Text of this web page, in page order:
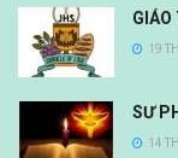
GIÁO
19
SƯ
14